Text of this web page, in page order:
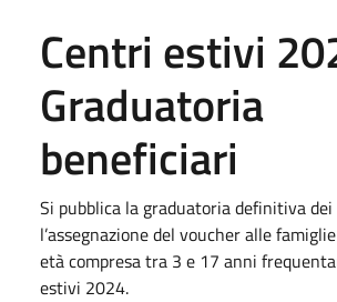
Centri estivi
Graduatoria
beneficiari
Si pubblica la graduatoria definitiva
l’assegnazione del voucher alle
età compresa tra 3 e 17 anni
estivi 2024.